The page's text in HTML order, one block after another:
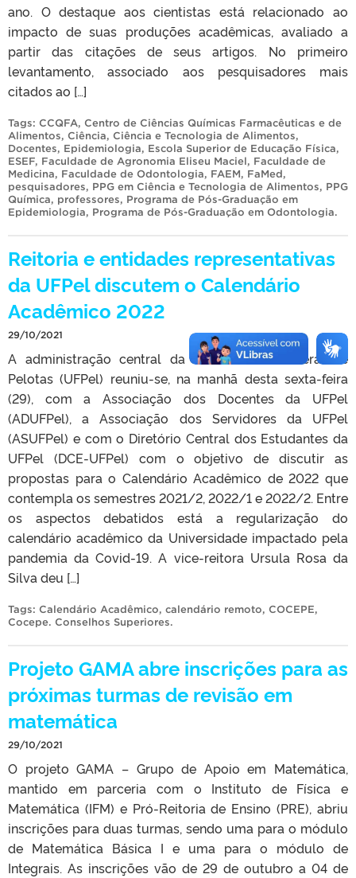
ano. O destaque aos cientistas está relacionado ao
impacto de suas produções acadêmicas, avaliado a
partir das citações de seus artigos. No primeiro
levantamento, associado aos pesquisadores mais
citados ao […]
Tags: CCQFA, Centro de Ciências Químicas Farmacêuticas e de
Alimentos, Ciência, Ciência e Tecnologia de Alimentos,
Docentes, Epidemiologia, Escola Superior de Educação Física,
ESEF, Faculdade de Agronomia Eliseu Maciel, Faculdade de
Medicina, Faculdade de Odontologia, FAEM, FaMed,
pesquisadores, PPG em Ciência e Tecnologia de Alimentos, PPG
Química, professores, Programa de Pós-Graduação em
Epidemiologia, Programa de Pós-Graduação em Odontologia.
Reitoria e entidades representativas
da UFPel discutem o Calendário
Acadêmico 2022
29/10/2021
A administração central da Universidade Federal de
Pelotas (UFPel) reuniu-se, na manhã desta sexta-feira
(29), com a Associação dos Docentes da UFPel
(ADUFPel), a Associação dos Servidores da UFPel
(ASUFPel) e com o Diretório Central dos Estudantes da
UFPel (DCE-UFPel) com o objetivo de discutir as
propostas para o Calendário Acadêmico de 2022 que
contempla os semestres 2021/2, 2022/1 e 2022/2. Entre
os aspectos debatidos está a regularização do
calendário acadêmico da Universidade impactado pela
pandemia da Covid-19. A vice-reitora Ursula Rosa da
Silva deu […]
Tags: Calendário Acadêmico, calendário remoto, COCEPE,
Cocepe. Conselhos Superiores.
Projeto GAMA abre inscrições para as
próximas turmas de revisão em
matemática
29/10/2021
O projeto GAMA – Grupo de Apoio em Matemática,
mantido em parceria com o Instituto de Física e
Matemática (IFM) e Pró-Reitoria de Ensino (PRE), abriu
inscrições para duas turmas, sendo uma para o módulo
de Matemática Básica I e uma para o módulo de
Integrais. As inscrições vão de 29 de outubro a 04 de